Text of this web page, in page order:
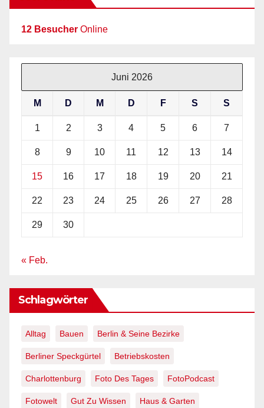
12 Besucher Online
Juni 2026
M D M D F S S
1 2 3 4 5 6 7
8 9 10 11 12 13 14
15 16 17 18 19 20 21
22 23 24 25 26 27 28
29 30
« Feb.
Schlagwörter
Alltag Bauen Berlin & Seine Bezirke
Berliner Speckgürtel Betriebskosten
Charlottenburg Foto Des Tages FotoPodcast
Fotowelt Gut Zu Wissen Haus & Garten